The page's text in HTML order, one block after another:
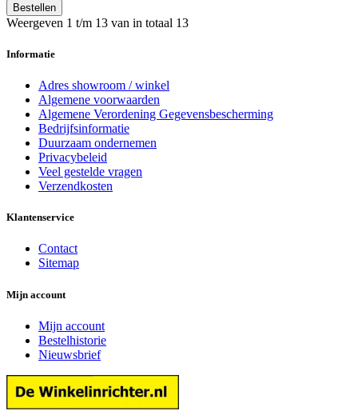
Bestellen
Weergeven 1 t/m 13 van in totaal 13
Informatie
Adres showroom / winkel
Algemene voorwaarden
Algemene Verordening Gegevensbescherming
Bedrijfsinformatie
Duurzaam ondernemen
Privacybeleid
Veel gestelde vragen
Verzendkosten
Klantenservice
Contact
Sitemap
Mijn account
Mijn account
Bestelhistorie
Nieuwsbrief